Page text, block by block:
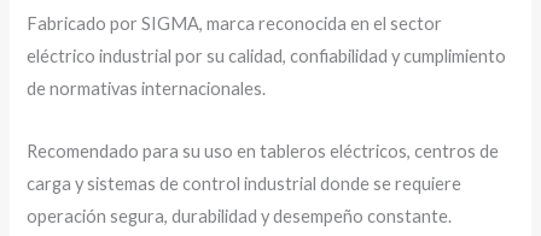
Fabricado por SIGMA, marca reconocida en el sector
eléctrico industrial por su calidad, confiabilidad y cumplimiento
de normativas internacionales.
Recomendado para su uso en tableros eléctricos, centros de
carga y sistemas de control industrial donde se requiere
operación segura, durabilidad y desempeño constante.